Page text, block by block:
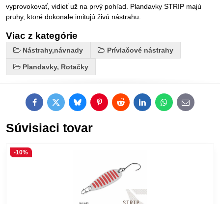
vyprovokovať, vidieť už na prvý pohľad. Plandavky STRIP majú
pruhy, ktoré dokonale imitujú živú nástrahu.
Viac z kategórie
Nástrahy,návnady Prívlačové nástrahy
Plandavky, Rotačky
FacebookTwitterBlueskyPinterestRedditLinkedInWhatsApp
E-
mail
Súvisiaci tovar
-10%